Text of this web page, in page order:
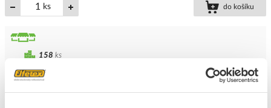
ks do košíku
Přidat k porovnání
158 ks